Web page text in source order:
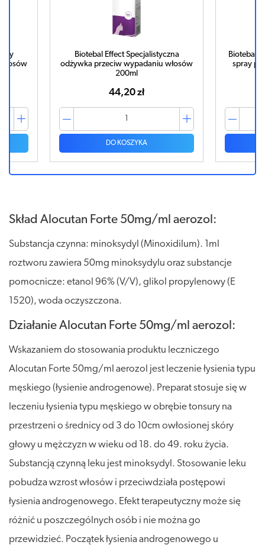
Biotebal Effect Specjalistyczne serum
spray przeciw wypadaniu włosów
130ml
46,23 zł
DO KOSZYKA
Skład Alocutan Forte 50mg/ml aerozol:
Substancja czynna: minoksydyl (Minoxidilum). 1ml
roztworu zawiera 50mg minoksydylu oraz substancje
pomocnicze: etanol 96% (V/V), glikol propylenowy (E
1520), woda oczyszczona.
Działanie Alocutan Forte 50mg/ml aerozol:
Wskazaniem do stosowania produktu leczniczego
Alocutan Forte 50mg/ml aerozol jest leczenie łysienia typu
męskiego (łysienie androgenowe). Preparat stosuje się w
leczeniu łysienia typu męskiego w obrębie tonsury na
przestrzeni o średnicy od 3 do 10cm owłosionej skóry
głowy u mężczyzn w wieku od 18. do 49. roku życia.
Substancją czynną leku jest minoksydyl. Stosowanie leku
pobudza wzrost włosów i przeciwdziała postępowi
łysienia androgenowego. Efekt terapeutyczny może się
różnić u poszczególnych osób i nie można go
przewidzieć. Początek łysienia androgenowego u